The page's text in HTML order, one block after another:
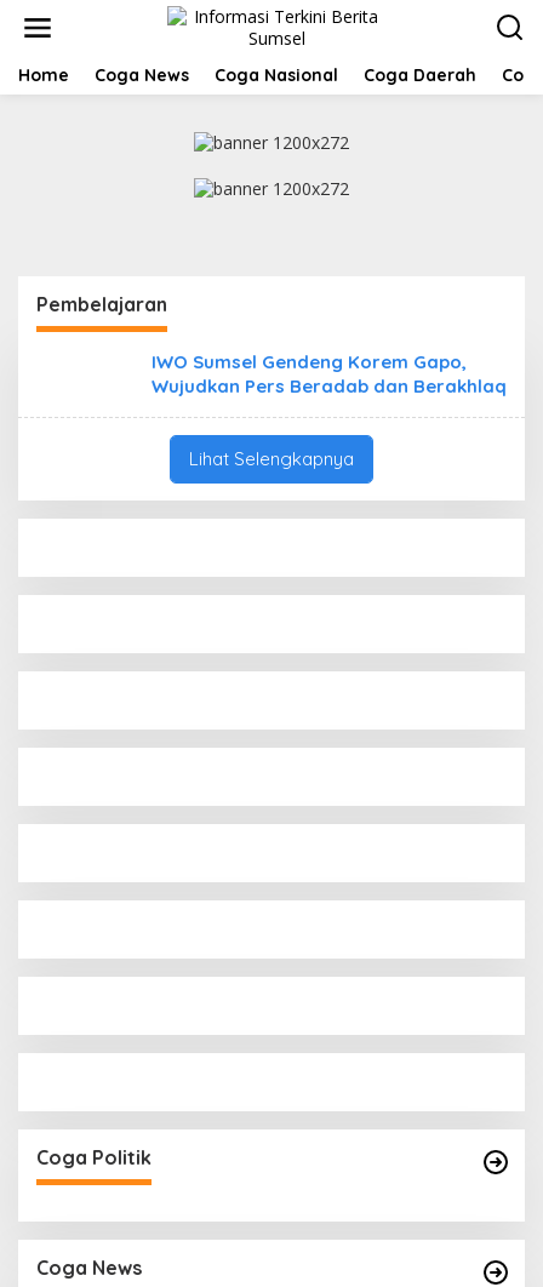
t
Home Coga News Coga Nasional Coga Daerah
Pembelajaran
IWO Sumsel Gendeng Korem Gapo,
Wujudkan Pers Beradab dan Berakhlaq
Lihat Selengkapnya
Coga Politik
Coga News